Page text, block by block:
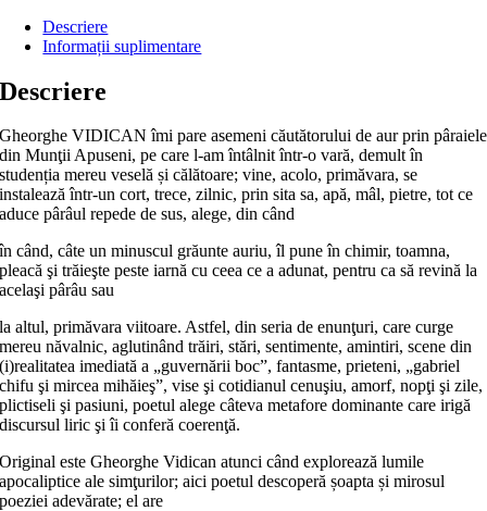
Descriere
Informații suplimentare
Descriere
Gheorghe VIDICAN îmi pare asemeni căutătorului de aur prin pâraiele
din Munţii Apuseni, pe care l-am întâlnit într-o vară, demult în
studenția mereu veselă și călătoare; vine, acolo, primăvara, se
instalează într-un cort, trece, zilnic, prin sita sa, apă, mâl, pietre, tot ce
aduce pârâul repede de sus, alege, din când
în când, câte un minuscul grăunte auriu, îl pune în chimir, toamna,
pleacă şi trăieşte peste iarnă cu ceea ce a adunat, pentru ca să revină la
acelaşi pârâu sau
la altul, primăvara viitoare. Astfel, din seria de enunţuri, care curge
mereu năvalnic, aglutinând trăiri, stări, sentimente, amintiri, scene din
(i)realitatea imediată a „guvernării boc”, fantasme, prieteni, „gabriel
chifu şi mircea mihăieş”, vise şi cotidianul cenuşiu, amorf, nopţi şi zile,
plictiseli şi pasiuni, poetul alege câteva metafore dominante care irigă
discursul liric şi îi conferă coerenţă.
Original este Gheorghe Vidican atunci când explorează lumile
apocaliptice ale simţurilor; aici poetul descoperă șoapta și mirosul
poeziei adevărate; el are